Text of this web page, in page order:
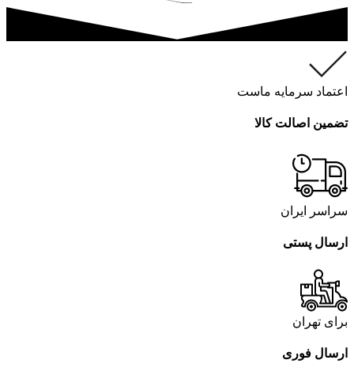
اعتماد سرمایه ماست
تضمین اصالت کالا
سراسر ایران
ارسال پستی
برای تهران
ارسال فوری